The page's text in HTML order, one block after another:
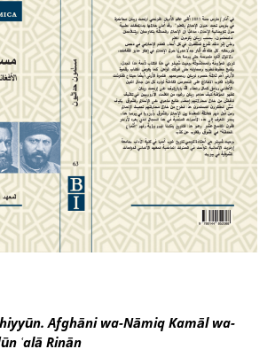
Afghāni wa-Nāmiq Kamāl wa-
ʿalā Rinān